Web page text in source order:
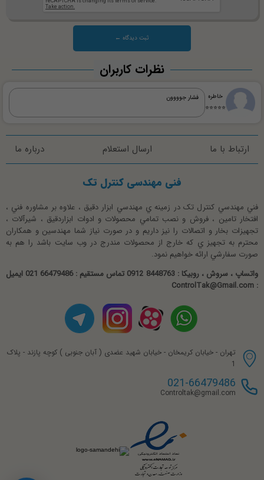
نظرات کاربران
خاطره
⭐⭐⭐⭐⭐
فشار جوووون
ارتباط با ما ارسال استعلام درباره ما
فنی مهندسی کنترل تک
فني مهندسي کنترل تک در زمينه ي مهندسي ابزار دقيق ، علاوه بر مشاوره فني ،
افتخار تامين ، فروش و نصب تمامي محصولات و ادوات ابزاردقيق ، شيرآلات ،
تجهيزات بخار و اتصالات را نيز داريم و در صورت نياز شما مهندسين و همکاران
محترم به تجهيز ي که خارج از محصولات مندرج در وب سايت باشد را هم به
صورت سفارشي ارائه خواهيم نمود.
واتساپ ، سروش ، روبیکا : 8448763 0912 تماس مستقیم : 66479486 021 ایمیل
: ControlTak@Gmail.com
تهران - خیابان کریمخان - خیابان شهید عضدی ( آبان جنوبی ) کوچه پازند - پلاک
1
021-66479486
Controltak@gmail.com